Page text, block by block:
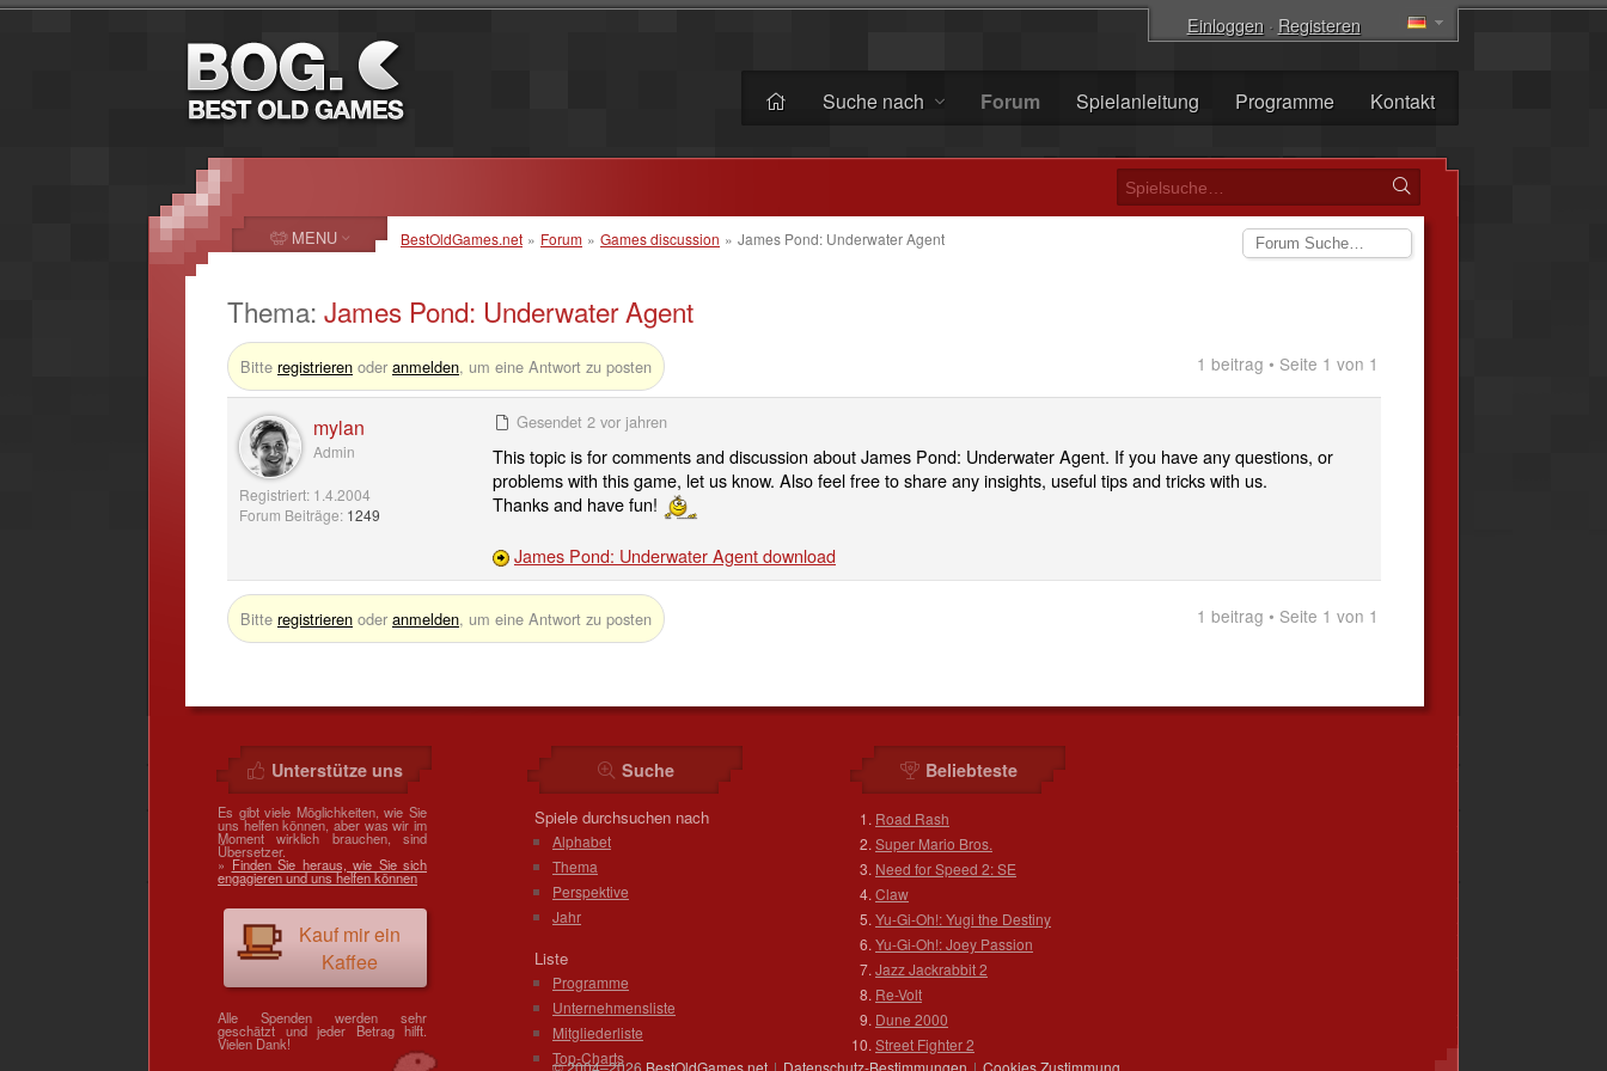
Einloggen· Registeren
Suche nach Forum Spielanleitung Programme Kontakt
BestOldGames.net » Forum » Games discussion » James Pond: Underwater Agent
Thema: James Pond: Underwater Agent
Bitte registrieren oder anmelden, um eine Antwort zu posten 1 beitrag • Seite 1 von 1
mylan
Admin
Registriert: 1.4.2004
Forum Beiträge: 1249
Gesendet 2 vor jahren
This topic is for comments and discussion about James Pond: Underwater Agent. If you have any questions, or
problems with this game, let us know. Also feel free to share any insights, useful tips and tricks with us.
Thanks and have fun!
James Pond: Underwater Agent download
Bitte registrieren oder anmelden, um eine Antwort zu posten 1 beitrag • Seite 1 von 1
MENU
Unterstütze uns
Es gibt viele Möglichkeiten, wie Sie
uns helfen können, aber was wir im
Moment wirklich brauchen, sind
Übersetzer.
» Finden Sie heraus, wie Sie sich
engagieren und uns helfen können
Kauf mir ein
Kaffee
Alle Spenden werden sehr
geschätzt und jeder Betrag hilft.
Vielen Dank!
Suche
Spiele durchsuchen nach
Alphabet
Thema
Perspektive
Jahr
Liste
Programme
Unternehmensliste
Mitgliederliste
Top-Charts
Beliebteste
Road Rash
Super Mario Bros.
Need for Speed 2: SE
Claw
Yu-Gi-Oh!: Yugi the Destiny
Yu-Gi-Oh!: Joey Passion
Jazz Jackrabbit 2
Re-Volt
Dune 2000
Street Fighter 2
© 2004–2026 BestOldGames.net | Datenschutz-Bestimmungen | Cookies Zustimmung